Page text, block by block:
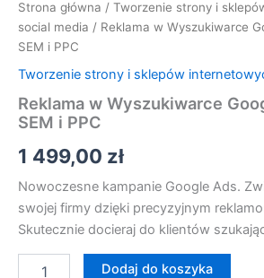
Strona główna / Tworzenie strony i
social media / Reklama w Wyszukiwarce
SEM i PPC
Tworzenie strony i sklepów
Reklama w Wyszukiwarce
SEM i PPC
1 499,00 zł
Nowoczesne kampanie Google Ads.
swojej firmy dzięki precyzyjnym
Skutecznie docieraj do klientów
Dodaj do koszyka